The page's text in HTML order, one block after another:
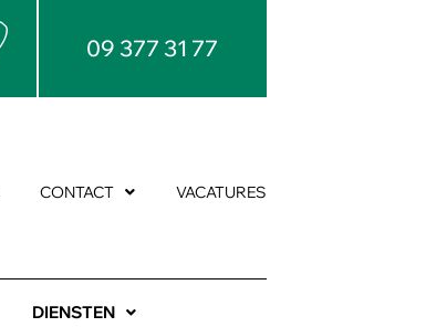
09 377 31 77
CONTACT VACATURES
DIENSTEN